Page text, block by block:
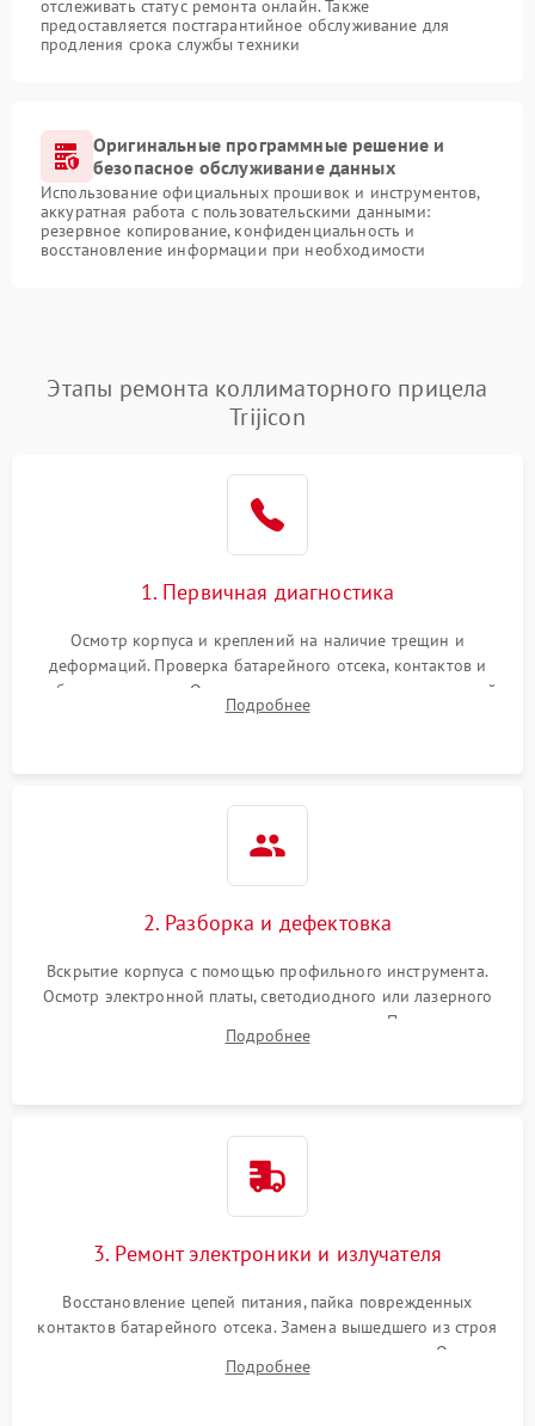
отслеживать статус ремонта онлайн. Также
предоставляется постгарантийное обслуживание для
продления срока службы техники
Оригинальные программные решение и
безопасное обслуживание данных
Использование официальных прошивок и инструментов,
аккуратная работа с пользовательскими данными:
резервное копирование, конфиденциальность и
восстановление информации при необходимости
Этапы ремонта коллиматорного прицела
Trijicon
1. Первичная диагностика
Осмотр корпуса и креплений на наличие трещин и
деформаций. Проверка батарейного отсека, контактов и
работы излучателя. Оценка яркости и четкости прицельной
марки на разных режимах. Выявление проблем с
Подробнее
2. Разборка и дефектовка
Вскрытие корпуса с помощью профильного инструмента.
Осмотр электронной платы, светодиодного или лазерного
излучателя, а также механизма выверки. Проверка
уплотнительных прокладок и выявление следов окисления
Подробнее
3. Ремонт электроники и излучателя
Восстановление цепей питания, пайка поврежденных
контактов батарейного отсека. Замена вышедшего из строя
светодиода или микросхемы управления яркостью. Очистка
платы от коррозии и нанесение защитного лака для
Подробнее